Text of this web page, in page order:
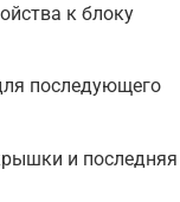
к блоку
последующего
и последняя